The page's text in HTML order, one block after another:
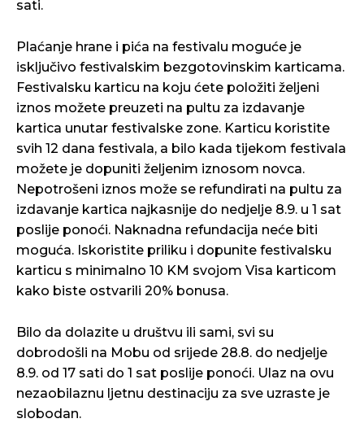
sati.
Plaćanje hrane i pića na festivalu moguće je
isključivo festivalskim bezgotovinskim karticama.
Festivalsku karticu na koju ćete položiti željeni
iznos možete preuzeti na pultu za izdavanje
kartica unutar festivalske zone. Karticu koristite
svih 12 dana festivala, a bilo kada tijekom festivala
možete je dopuniti željenim iznosom novca.
Nepotrošeni iznos može se refundirati na pultu za
izdavanje kartica najkasnije do nedjelje 8.9. u 1 sat
poslije ponoći. Naknadna refundacija neće biti
moguća. Iskoristite priliku i dopunite festivalsku
karticu s minimalno 10 KM svojom Visa karticom
kako biste ostvarili 20% bonusa.
Bilo da dolazite u društvu ili sami, svi su
dobrodošli na Mobu od srijede 28.8. do nedjelje
8.9. od 17 sati do 1 sat poslije ponoći. Ulaz na ovu
nezaobilaznu ljetnu destinaciju za sve uzraste je
slobodan.